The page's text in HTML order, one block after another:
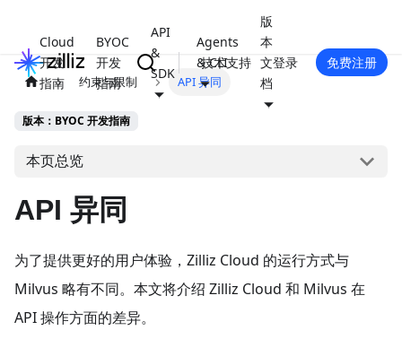
Cloud
开发
指南
BYOC
开发
指南
API
&
SDK
Agents
& CLI
版
本
文
档
技术支持 登录 免费注册
约束与限制 API 异同
版本：BYOC 开发指南
本页总览
API 异同
为了提供更好的用户体验，Zilliz Cloud 的运行方式与
Milvus 略有不同。本文将介绍 Zilliz Cloud 和 Milvus 在
API 操作方面的差异。